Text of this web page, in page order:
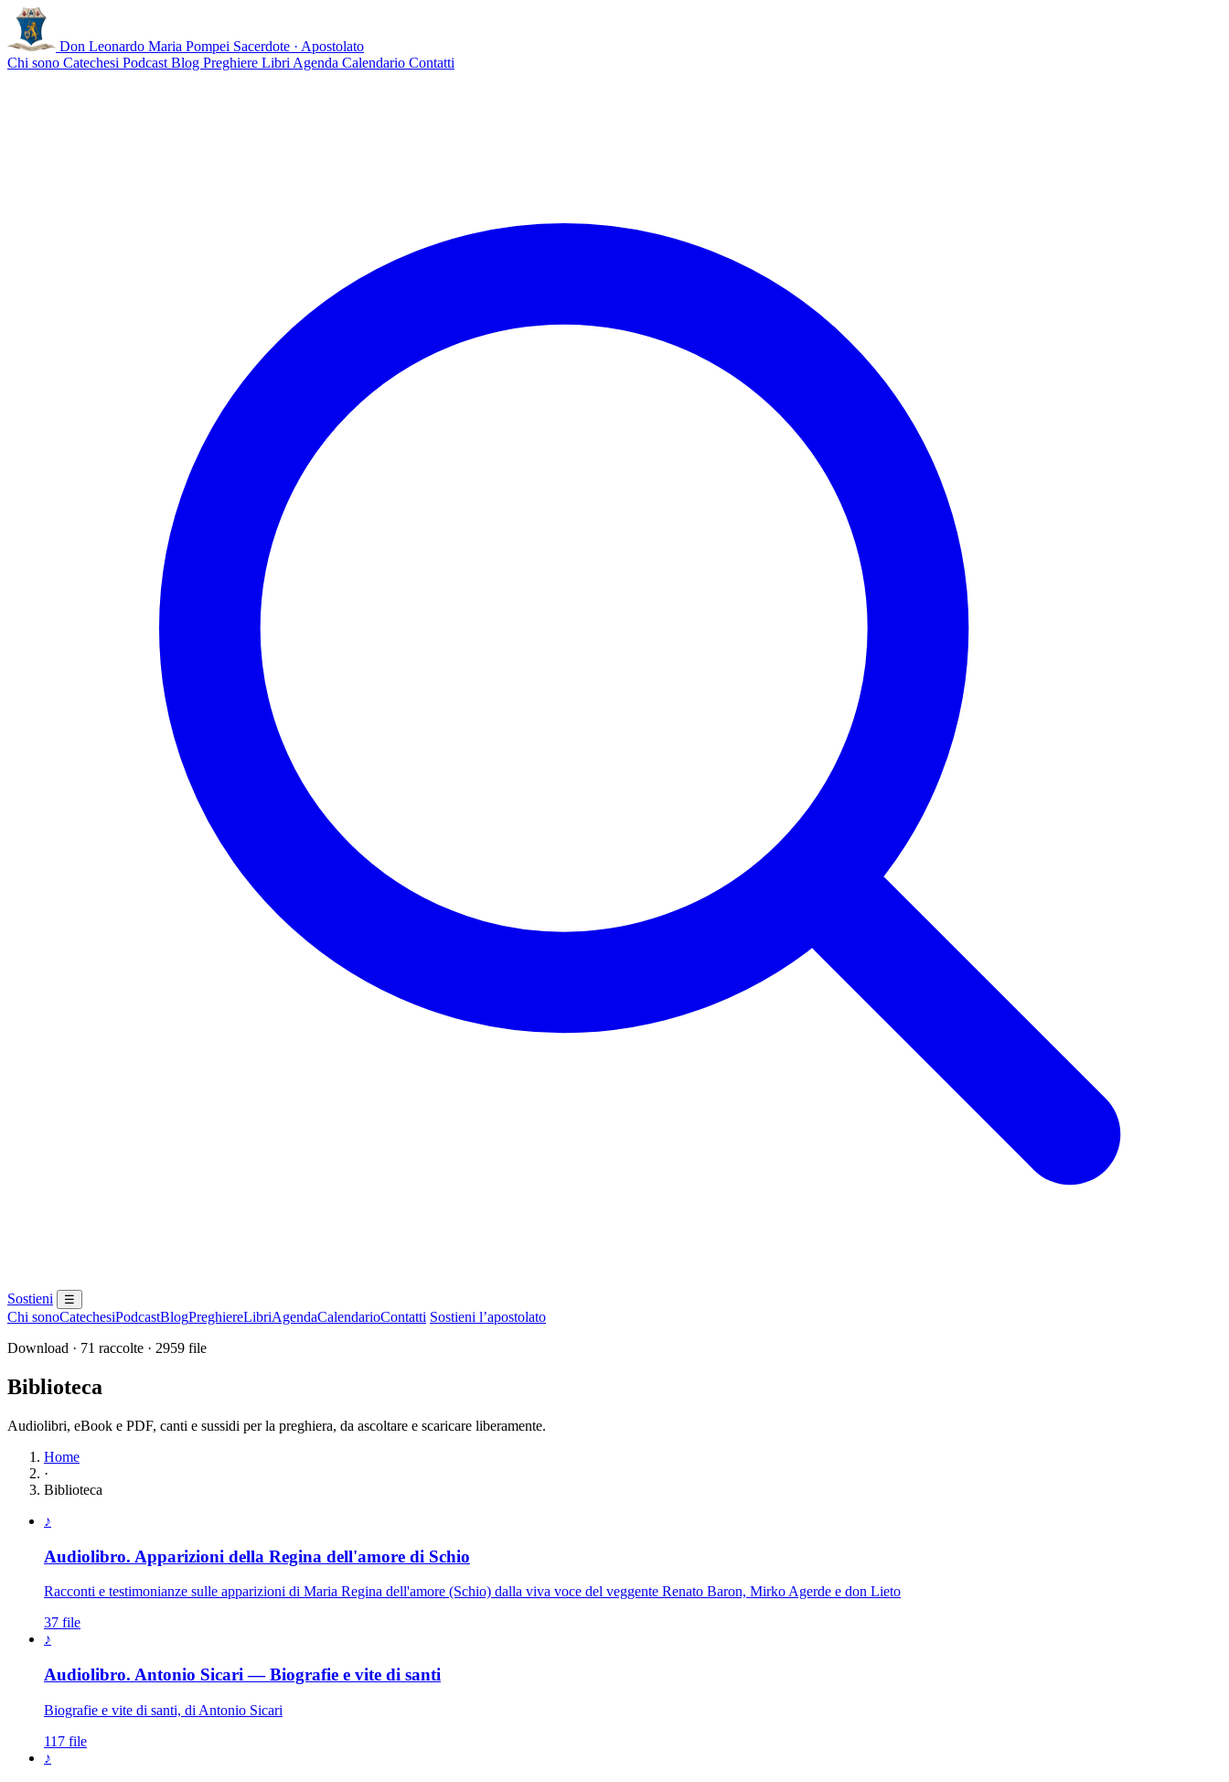
Don Leonardo Maria Pompei Sacerdote · Apostolato
Chi sono Catechesi Podcast Blog Preghiere Libri Agenda Calendario Contatti
Sostieni ☰
Chi sonoCatechesiPodcastBlogPreghiereLibriAgendaCalendarioContatti Sostieni l’apostolato
Download · 71 raccolte · 2959 file
Biblioteca
Audiolibri, eBook e PDF, canti e sussidi per la preghiera, da ascoltare e scaricare liberamente.
Home
·
Biblioteca
Elenco delle raccolte disponibili
♪
Audiolibro. Apparizioni della Regina dell'amore di Schio
Racconti e testimonianze sulle apparizioni di Maria Regina dell'amore (Schio) dalla viva voce del veggente Renato Baron, Mirko Agerde e don Lieto
37 file
♪
Audiolibro. Antonio Sicari — Biografie e vite di santi
Biografie e vite di santi, di Antonio Sicari
117 file
♪